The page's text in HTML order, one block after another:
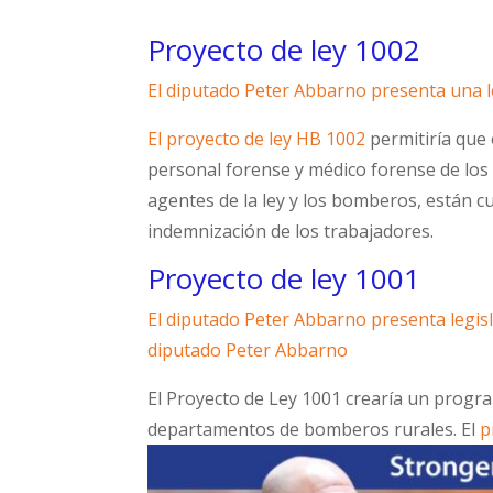
Proyecto de ley 1002
El diputado Peter Abbarno presenta
El proyecto de ley HB 1002 permitiría que
personal forense y médico forense de
agentes de la ley y los bomberos, están
indemnización de los trabajadores.
Proyecto de ley 1001
El diputado Peter Abbarno presenta
diputado Peter Abbarno
El Proyecto de Ley 1001 crearía un
departamentos de bomberos rurales. El